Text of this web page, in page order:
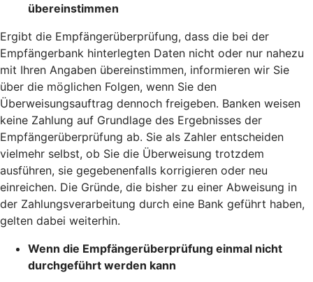
übereinstimmen
Ergibt die Empfängerüberprüfung, dass die bei der
Empfängerbank hinterlegten Daten nicht oder nur nahezu
mit Ihren Angaben übereinstimmen, informieren wir Sie
über die möglichen Folgen, wenn Sie den
Überweisungsauftrag dennoch freigeben. Banken weisen
keine Zahlung auf Grundlage des Ergebnisses der
Empfängerüberprüfung ab. Sie als Zahler entscheiden
vielmehr selbst, ob Sie die Überweisung trotzdem
ausführen, sie gegebenenfalls korrigieren oder neu
einreichen. Die Gründe, die bisher zu einer Abweisung in
der Zahlungsverarbeitung durch eine Bank geführt haben,
gelten dabei weiterhin.
Wenn die Empfängerüberprüfung einmal nicht
durchgeführt werden kann